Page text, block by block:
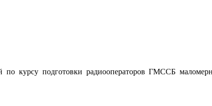
курсу подготовки радиооператоров ГМССБ